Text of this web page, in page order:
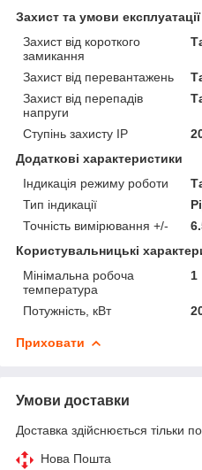
Захист та умови експлуатації
Захист від короткого
замикання
Захист від перевантажень
Захист від перепадів
напруги
Ступінь захисту IP
Додаткові характеристики
Індикація режиму роботи
Тип індикації
Точність вимірювання +/-
Користувальницькі
Мінімальна робоча
температура
1
Потужність, кВт
Приховати
Умови доставки
Доставка здійснюється тільки
Нова Пошта